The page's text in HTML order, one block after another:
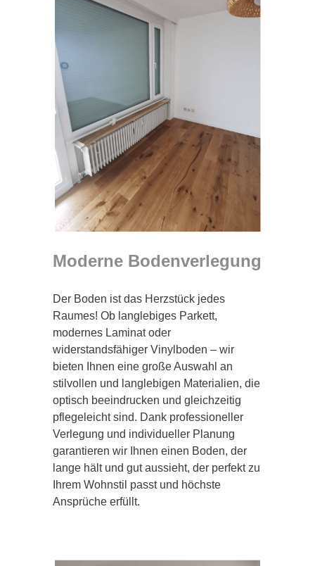
Moderne Bodenverlegung
Der Boden ist das Herzstück jedes
Raumes! Ob langlebiges Parkett,
modernes Laminat oder
widerstandsfähiger Vinylboden – wir
bieten Ihnen eine große Auswahl an
stilvollen und langlebigen Materialien, die
optisch beeindrucken und gleichzeitig
pflegeleicht sind. Dank professioneller
Verlegung und individueller Planung
garantieren wir Ihnen einen Boden, der
lange hält und gut aussieht, der perfekt zu
Ihrem Wohnstil passt und höchste
Ansprüche erfüllt.